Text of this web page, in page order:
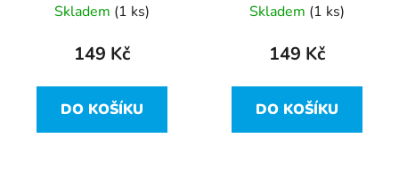
Skladem (1 ks)
149 Kč
DO KOŠÍKU
Skladem (1 ks)
149 Kč
DO KOŠÍKU